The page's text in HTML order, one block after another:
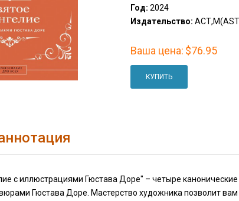
Год: 2024
Издательство:
Ваша цена: $76.95
КУПИТЬ
с иллюстрациями Гюстава Доре" – четыре
Гюстава Доре. Мастерство художника позволит